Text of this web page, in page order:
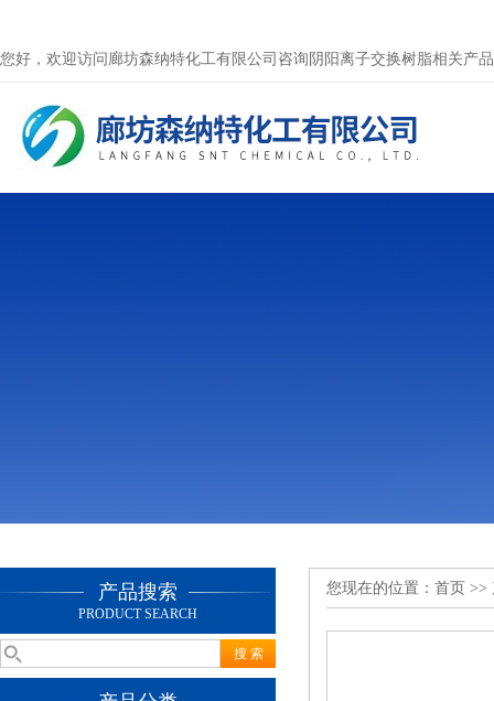
您好，欢迎访问廊坊森纳特化工有限公司咨询阴阳离子交换树脂相关产
产品搜索
PRODUCT SEARCH
您现在的位置： 首页 >>